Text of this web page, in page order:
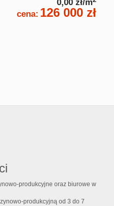
0,00 zł/m
cena: 126 000 zł
produkcyjne oraz biurowe w
produkcyjną od 3 do 7